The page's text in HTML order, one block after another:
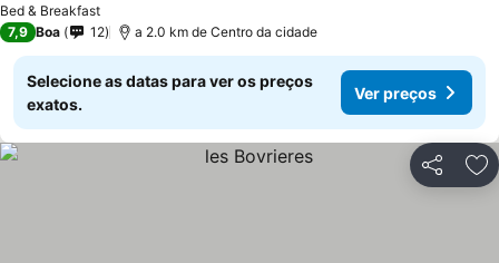
Bed & Breakfast
7,9 Boa 12 a 2.0 km de Centro da cidade
Selecione as datas para ver os preços
exatos.
Ver preços
Partilhar